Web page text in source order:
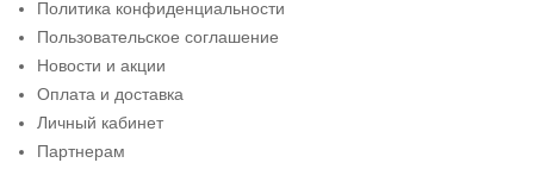
Политика конфиденциальности
Пользовательское соглашение
Новости и акции
Оплата и доставка
Личный кабинет
Партнерам